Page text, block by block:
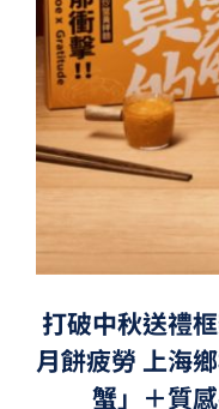
打破中秋送禮
月餅疲勞 上海
蟹」＋質